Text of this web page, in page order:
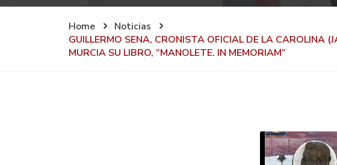
Home
Noticias
GUILLERMO SENA, CRONISTA OFICIAL DE LA CAROLINA
MURCIA SU LIBRO, “MANOLETE. IN MEMORIAM”